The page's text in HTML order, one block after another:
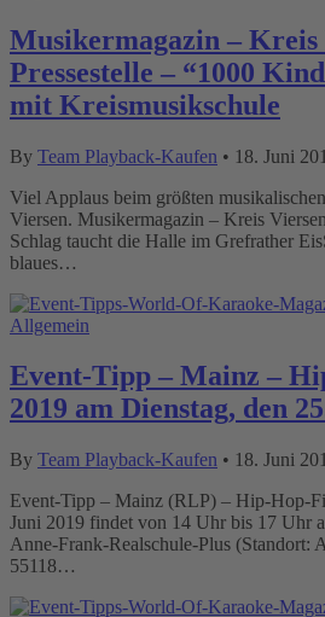
Musikermagazin – Kreis
Pressestelle – “1000
mit Kreismusikschule
By Team Playback-Kaufen • 18. Juni
Viel Applaus beim größten
Viersen. Musikermagazin – Kreis
Schlag taucht die Halle im Grefrather
blaues…
Allgemein
Event-Tipp – Mainz –
2019 am Dienstag, den
By Team Playback-Kaufen • 18. Juni
Event-Tipp – Mainz (RLP) – Hip-Hop-
Juni 2019 findet von 14 Uhr bis 17 Uhr
Anne-Frank-Realschule-Plus (Standort:
55118…